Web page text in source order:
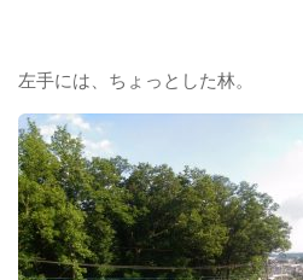
左手には、ちょっとした林。